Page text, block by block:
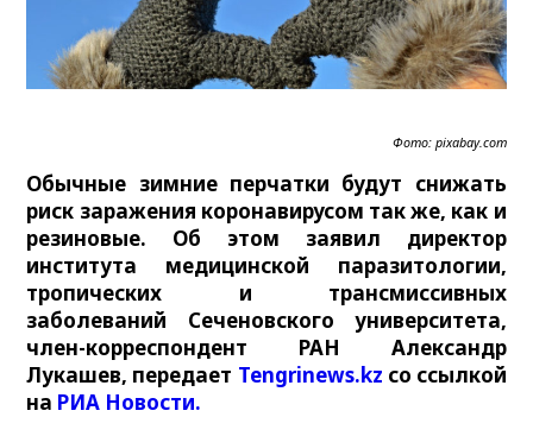
Фото: pixabay.com
Обычные зимние перчатки будут снижать
риск заражения коронавирусом так же, как и
резиновые. Об этом заявил директор
института медицинской паразитологии,
тропических и трансмиссивных
заболеваний Сеченовского университета,
член-корреспондент РАН Александр
Лукашев, передает Tengrinews.kz со ссылкой
на РИА Новости.